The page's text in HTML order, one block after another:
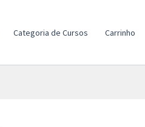
Categoria de Cursos Carrinho